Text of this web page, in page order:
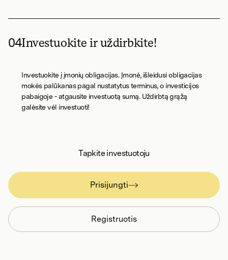
04Investuokite ir uždirbkite!
Investuokite į įmonių obligacijas. Įmonė, išleidusi obligacijas
mokės palūkanas pagal nustatytus terminus, o investicijos
pabaigoje - atgausite investuotą sumą. Uždirbtą grąžą
galėsite vėl investuoti!
Tapkite investuotoju
Prisijungti
Registruotis